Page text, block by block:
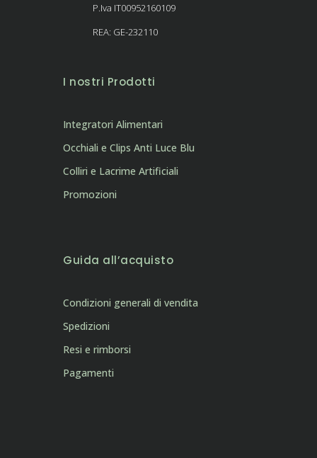
P.Iva IT00952160109
REA: GE-232110
I nostri Prodotti
Integratori Alimentari
Occhiali e Clips Anti Luce Blu
Colliri e Lacrime Artificiali
Promozioni
Guida all’acquisto
Condizioni generali di vendita
Spedizioni
Resi e rimborsi
Pagamenti